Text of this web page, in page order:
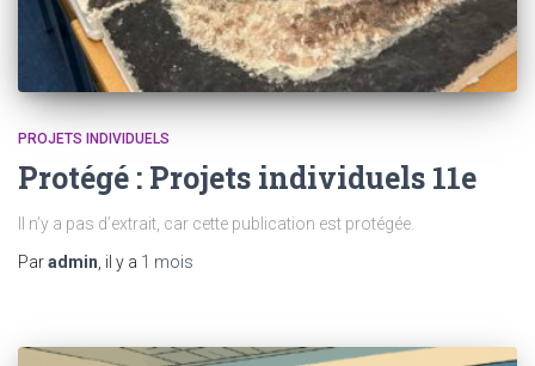
PROJETS INDIVIDUELS
Protégé : Projets individuels 11e
Il n’y a pas d’extrait, car cette publication est protégée.
Paradmin , il y a 1 mois